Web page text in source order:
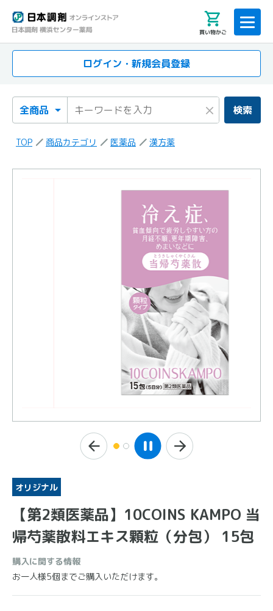
買い物かご
ログイン・新規会員登録
検索カテゴリ
検索キーワード × 検索
TOP 商品カテゴリ 医薬品 漢方薬
オリジナル
【第2類医薬品】10COINS KAMPO 当
帰芍薬散料エキス顆粒（分包） 15包
購入に関する情報
お一人様5個までご購入いただけます。